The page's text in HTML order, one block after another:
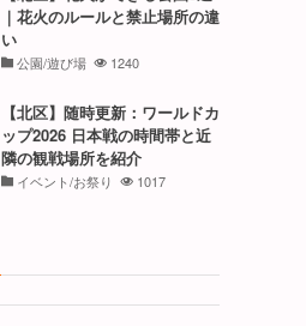
｜花火のルールと禁止場所の違
い
公園/遊び場 1240
【北区】随時更新：ワールドカ
ップ2026 日本戦の時間帯と近
隣の観戦場所を紹介
イベント/お祭り 1017